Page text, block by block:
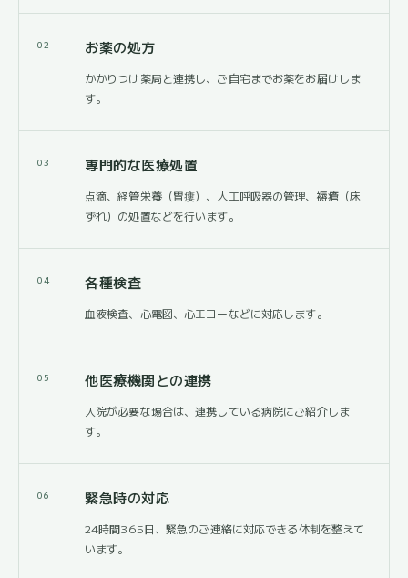
02 お薬の処方
かかりつけ薬局と連携し、ご自宅までお薬をお届けしま
す。
03 専門的な医療処置
点滴、経管栄養（胃瘻）、人工呼吸器の管理、褥瘡（床
ずれ）の処置などを行います。
04 各種検査
血液検査、心電図、心エコーなどに対応します。
05 他医療機関との連携
入院が必要な場合は、連携している病院にご紹介しま
す。
06 緊急時の対応
24時間365日、緊急のご連絡に対応できる体制を整えて
います。